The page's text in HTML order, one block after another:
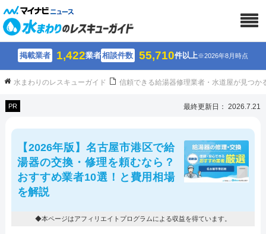
掲載業者 1,422業者相談件数 55,710件以上※2026年8月時点
水まわりのレスキューガイド 信頼できる給湯器修理業者・水道屋が見つか
PR 最終更新日： 2026.7.21
【2026年版】名古屋市港区で給
湯器の交換・修理を頼むなら？
おすすめ業者10選！と費用相場
を解説
◆本ページはアフィリエイトプログラムによる収益を得ています。